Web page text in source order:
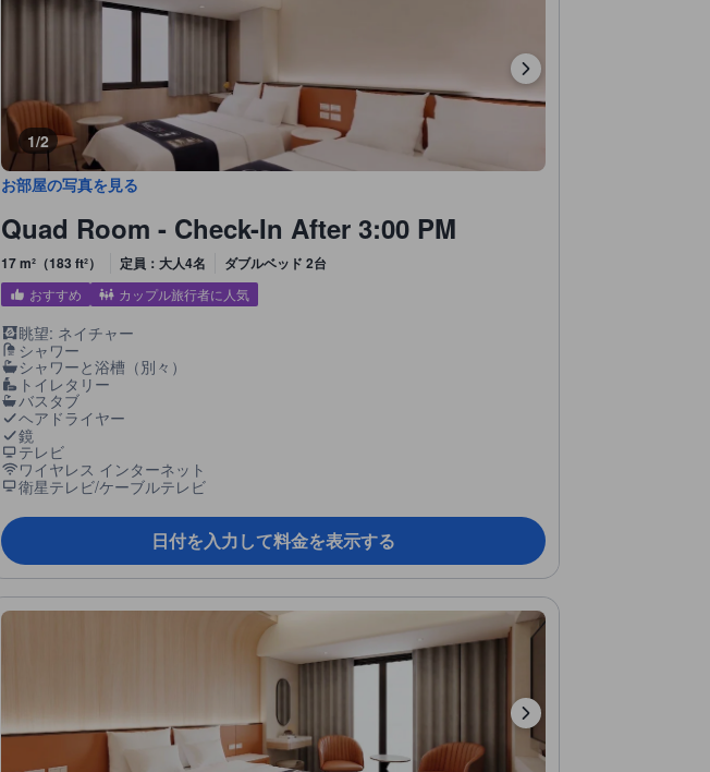
1/2
お部屋の写真を見る
Quad Room - Check-In After 3:00 PM
17 m²（183 ft²） 定員：大人4名 ダブルベッド 2台
おすすめ カップル旅行者に人気
眺望: ネイチャー
シャワー
シャワーと浴槽（別々）
トイレタリー
バスタブ
ヘアドライヤー
鏡
テレビ
ワイヤレス インターネット
衛星テレビ/ケーブルテレビ
日付を入力して料金を表示する